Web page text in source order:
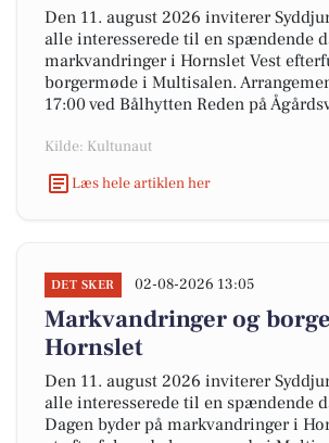
Den 11. august 2026 inviterer
alle interesserede til en spændende
markvandringer i Hornslet Vest
borgermøde i Multisalen.
17:00 ved Bålhytten Reden på
Kilde: Kultunaut
Læs hele artiklen her
DET SKER 02-08-2026 13:05
Markvandringer og
Hornslet
Den 11. august 2026 inviterer
alle interesserede til en spændende
Dagen byder på markvandringer i